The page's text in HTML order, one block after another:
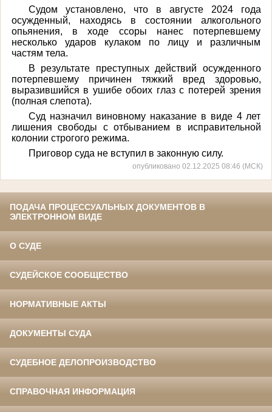
Судом установлено, что в августе 2024 года
осужденный, находясь в состоянии алкогольного
опьянения, в ходе ссоры нанес потерпевшему
несколько ударов кулаком по лицу и различным
частям тела.
В результате преступных действий осужденного
потерпевшему причинен тяжкий вред здоровью,
выразившийся в ушибе обоих глаз с потерей зрения
(полная слепота).
Суд назначил виновному наказание в виде 4 лет
лишения свободы с отбыванием в исправительной
колонии строгого режима.
Приговор суда не вступил в законную силу.
опубликовано 02.12.2025 08:46 (МСК)
ПОДАЧА ПРОЦЕССУАЛЬНЫХ ДОКУМЕНТОВ В
ЭЛЕКТРОННОМ ВИДЕ
О СУДЕ
СУДЕЙСКОЕ СООБЩЕСТВО
НОРМАТИВНЫЕ АКТЫ
ДОКУМЕНТЫ СУДА
СУДЕБНОЕ ДЕЛОПРОИЗВОДСТВО
СПРАВОЧНАЯ ИНФОРМАЦИЯ